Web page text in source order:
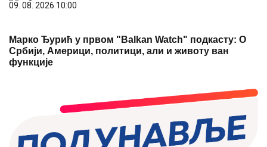
09. 08. 2026 10:00
Марко Ђурић у првом "Balkan Watch" подкасту: О
Србији, Америци, политици, али и животу ван
функције